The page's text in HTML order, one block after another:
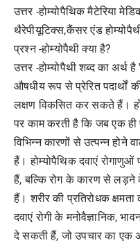
उत्तर -होम्योपैथिक मैटेरिया
थैरेपीयूटिक्स,कैंसर एंड
प्रश्न -होम्योपैथी क्या है?
उत्तर -होम्योपैथी शब्द का
औषधीय रूप से प्रेरित पदार्थों
लक्षण विकसित कर सकते हैं।
पर काम करती है कि जब एक ही
विभिन्न कारणों से उत्पन्न होने
हैं। होम्योपैथिक दवाएं
हैं, बल्कि रोग के कारण से लड़ने के
हैं। शरीर की प्रतिरोधक
दवाएं रोगी के मनोवैज्ञानिक,
दे सकती हैं, जो उपचार का एक